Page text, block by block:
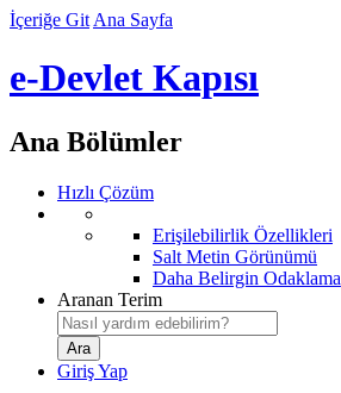
İçeriğe Git Ana Sayfa
e-Devlet Kapısı
Ana Bölümler
Hızlı Çözüm
Erişilebilirlik Özellikleri
Salt Metin Görünümü
Daha Belirgin Odaklama
Aranan Terim
Giriş Yap